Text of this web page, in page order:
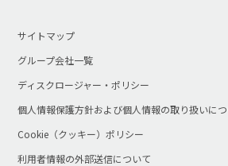
サイトマップ
グループ会社一覧
ディスクロージャー・ポリシー
個人情報保護方針および個人情報の取り扱いに
Cookie（クッキー）ポリシー
利用者情報の外部送信について